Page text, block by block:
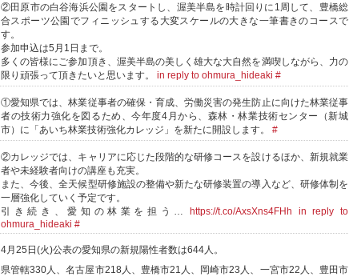
②田原市の白谷海浜公園をスタートし、渥美半島を時計回りに1周して、豊橋総
合スポーツ公園でフィニッシュする大変スケールの大きな一筆書きのコースで
す。
参加申込は5月1日まで。
多くの皆様にご参加頂き、渥美半島の美しく雄大な大自然を満喫しながら、力の
限り頑張って頂きたいと思います。 in reply to ohmura_hideaki #
①愛知県では、林業従事者の確保・育成、労働災害の発生防止に向けた林業従事
者の技術力強化を図るため、今年度4月から、森林・林業技術センター（新城
市）に「あいち林業技術強化カレッジ」を新たに開設します。 #
②カレッジでは、キャリアに応じた段階的な研修コースを設けるほか、新規就業
者や未経験者向けの講座も充実。
また、今後、全天候型研修施設の整備や新たな研修装置の導入など、研修体制を
一層強化していく予定です。
引き続き、愛知の林業を担う…
https://t.co/AxsXns4FHh
in reply to
ohmura_hideaki #
4月25日(火)公表の愛知県の新規陽性者数は644人。
県管轄330人、名古屋市218人、豊橋市21人、岡崎市23人、一宮市22人、豊田市